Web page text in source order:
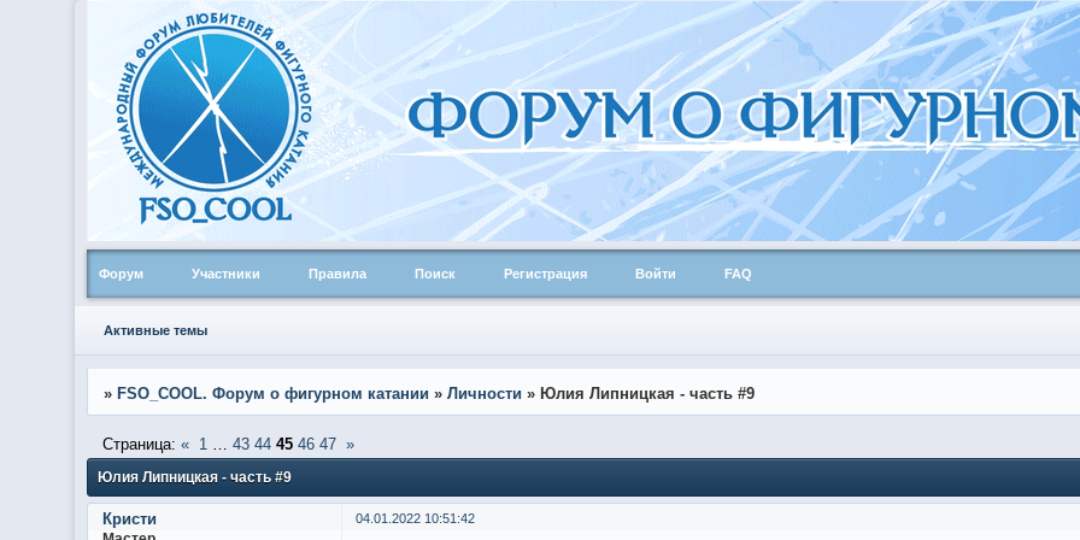
Форум Участники Правила Поиск Регистрация Войти FAQ
Активные темы
» FSO_COOL. Форум о фигурном катании » Личности » Юлия Липницкая - часть #9
Юлия Липницкая - часть #9
Страница: « 1 43 44 45 46 47 »
04.01.2022 10:51:42
Кристи